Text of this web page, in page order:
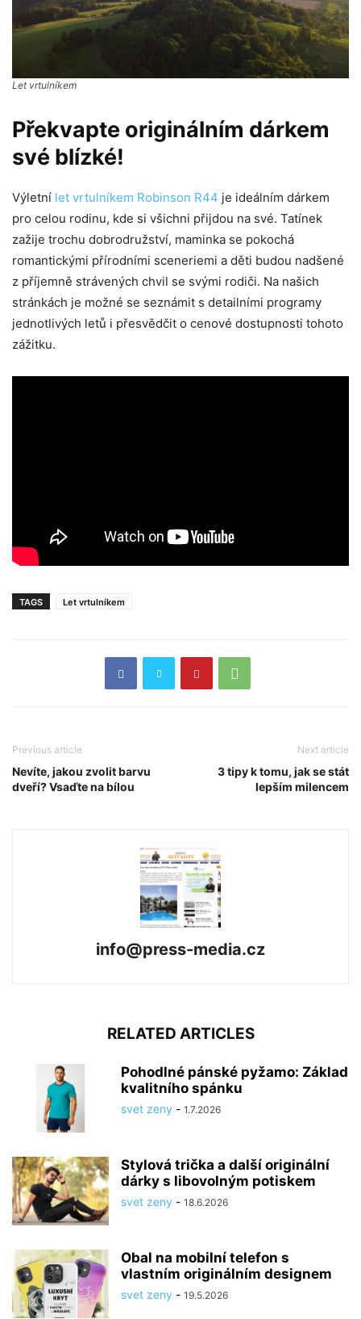
Let vrtulníkem
Překvapte originálním dárkem
své blízké!
Výletní let vrtulníkem Robinson R44 je ideálním dárkem
pro celou rodinu, kde si všichni přijdou na své. Tatínek
zažije trochu dobrodružství, maminka se pokochá
romantickými přírodními sceneriemi a děti budou nadšené
z příjemně strávených chvil se svými rodiči. Na našich
stránkách je možné se seznámit s detailními programy
jednotlivých letů i přesvědčit o cenové dostupnosti tohoto
zážitku.
TAGS Let vrtulníkem
Previous article
Nevíte, jakou zvolit barvu
dveří? Vsaďte na bílou
Next article
3 tipy k tomu, jak se stát
lepším milencem
info@press-media.cz
RELATED ARTICLES
Pohodlné pánské pyžamo: Základ
kvalitního spánku
svet zeny - 1.7.2026
Stylová trička a další originální
dárky s libovolným potiskem
svet zeny - 18.6.2026
Obal na mobilní telefon s
vlastním originálním designem
svet zeny - 19.5.2026